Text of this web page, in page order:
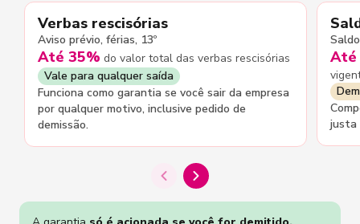
Verbas rescisórias
Aviso prévio, férias, 13º
Até 35% do valor total das verbas rescisórias
Vale para qualquer saída
Funciona como garantia se você sair da empresa
por qualquer motivo, inclusive pedido de
demissão.
Até
justa